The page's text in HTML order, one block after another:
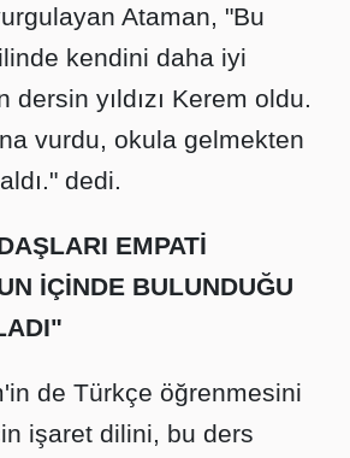
Ataman, "Bu
kendini daha iyi
yıldızı Kerem oldu.
vurdu, okula gelmekten
dedi.
EMPATİ
İÇİNDE BULUNDUĞU
de Türkçe öğrenmesini
işaret dilini, bu ders